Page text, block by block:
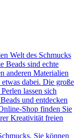
Welt des Schmucks
Beads sind echte
anderen Materialien
dabei. Die große
lassen sich
und entdecken
Shop finden Sie
Kreativität freien
Sie können